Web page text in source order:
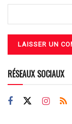
RÉSEAUX SOCIAUX